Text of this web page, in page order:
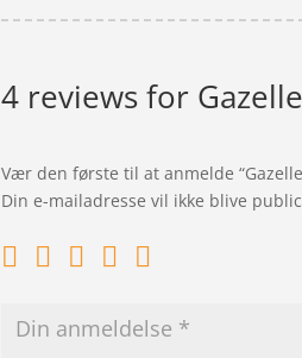
4 reviews for
Vær den første til at anmelde
Din e-mailadresse vil ikke blive